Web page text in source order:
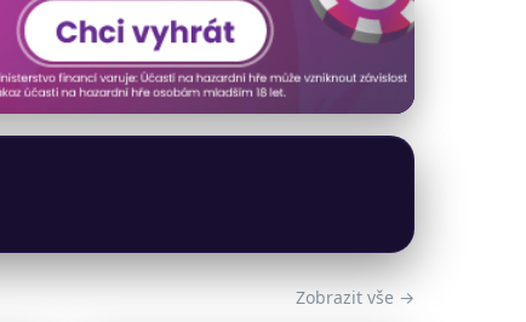
Zobrazit vše →